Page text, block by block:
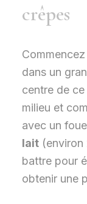
crêpes
dans un
centre de
milieu et
avec un
lait(environ
battre pour
obtenir une